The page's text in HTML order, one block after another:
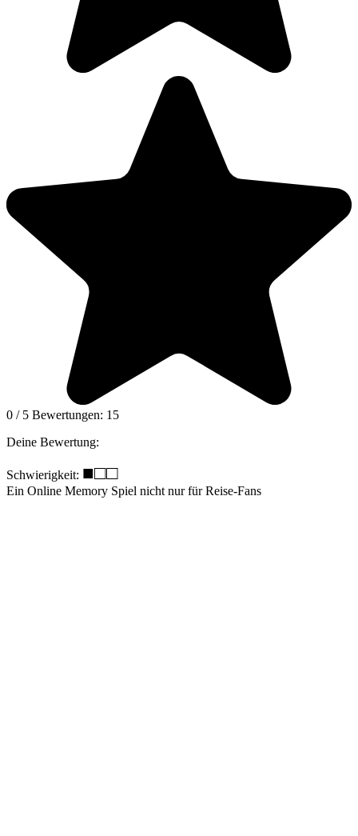
0 / 5 Bewertungen: 15
Deine Bewertung:
Schwierigkeit: ■□□
Ein Online Memory Spiel nicht nur für Reise-Fans